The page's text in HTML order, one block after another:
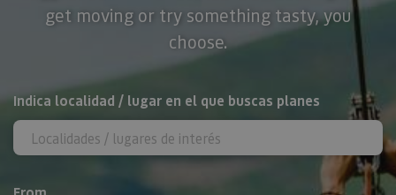
get moving or try something tasty, you
choose.
Search
Indica localidad / lugar en el que buscas planes